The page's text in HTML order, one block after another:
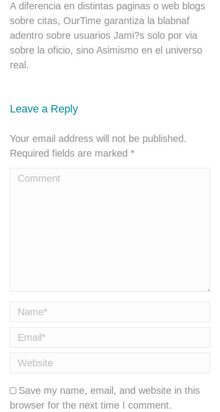
A diferencia en distintas paginas o web blogs
sobre citas, OurTime garantiza la blabnaf
adentro sobre usuarios Jami?s solo por vi­a
sobre la oficio, sino Asimismo en el universo
real.
Leave a Reply
Your email address will not be published.
Required fields are marked *
Comment
Name *
Email *
Website
Save my name, email, and website in this
browser for the next time I comment.